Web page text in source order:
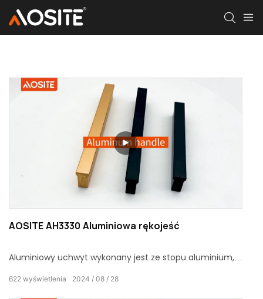
AOSITE AH3330 Aluminiowa rękojeść
Aluminiowy uchwyt wykonany jest ze stopu aluminium,
który łączy innowacyjny proces utleniania, aby zapewnić
2024 08 28
622 wyświetlenia